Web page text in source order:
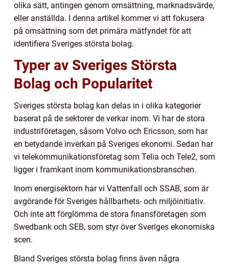
olika sätt, antingen genom omsättning, marknadsvärde,
eller anställda. I denna artikel kommer vi att fokusera
på omsättning som det primära mätfyndet för att
identifiera Sveriges största bolag.
Typer av Sveriges Största
Bolag och Popularitet
Sveriges största bolag kan delas in i olika kategorier
baserat på de sektorer de verkar inom. Vi har de stora
industriföretagen, såsom Volvo och Ericsson, som har
en betydande inverkan på Sveriges ekonomi. Sedan har
vi telekommunikationsföretag som Telia och Tele2, som
ligger i framkant inom kommunikationsbranschen.
Inom energisektorn har vi Vattenfall och SSAB, som är
avgörande för Sveriges hållbarhets- och miljöinitiativ.
Och inte att förglömma de stora finansföretagen som
Swedbank och SEB, som styr över Sveriges ekonomiska
scen.
Bland Sveriges största bolag finns även några